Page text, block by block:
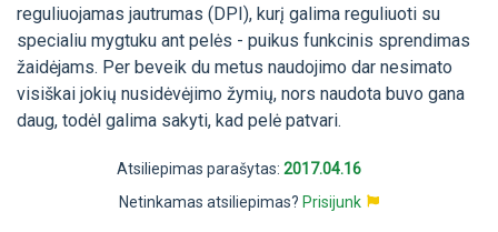
reguliuojamas jautrumas (DPI), kurį galima reguliuoti su
specialiu mygtuku ant pelės - puikus funkcinis sprendimas
žaidėjams. Per beveik du metus naudojimo dar nesimato
visiškai jokių nusidėvėjimo žymių, nors naudota buvo gana
daug, todėl galima sakyti, kad pelė patvari.
Atsiliepimas parašytas: 2017.04.16
Netinkamas atsiliepimas? Prisijunk